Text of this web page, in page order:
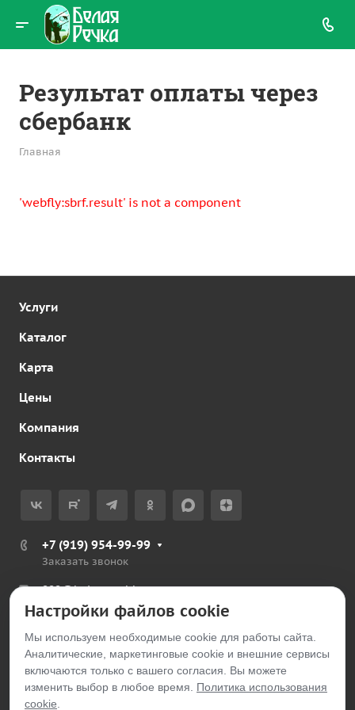
Результат оплаты через
сбербанк
Главная
'webfly:sbrf.result' is not a component
Услуги
Каталог
Карта
Цены
Компания
Контакты
+7 (919) 954-99-99
Заказать звонок
999@belayarechka.ru
Тюменская обл., Ялуторовский р-н, с. Петелино
© 2026 belayarechka.ru
Настройки файлов cookie
Мы используем необходимые cookie для работы сайта.
Аналитические, маркетинговые cookie и внешние сервисы
включаются только с вашего согласия. Вы можете
изменить выбор в любое время. Политика использования
cookie